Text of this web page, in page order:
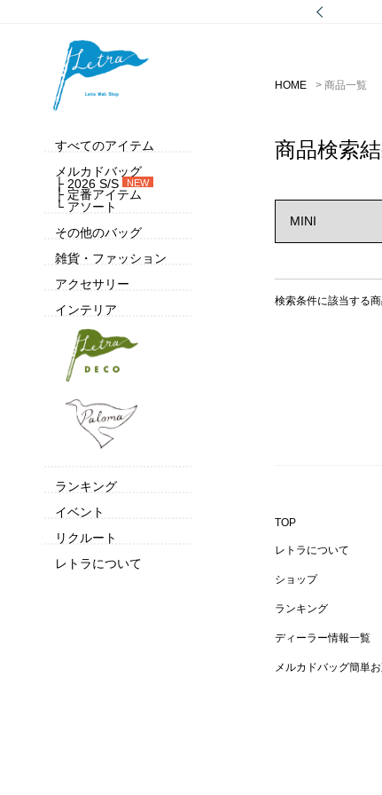
すべてのアイテム
メルカドバッグ
├ 2026 S/S
NEW
├ 定番アイテム
└ アソート
その他のバッグ
雑貨・ファッション
アクセサリー
インテリア
ランキング
イベント
リクルート
レトラについて
HOME 商品一覧
商品検索
検索条件に該当する商
TOP
レトラについて
ショップ
ランキング
ディーラー情報一覧
メルカドバッグ簡単